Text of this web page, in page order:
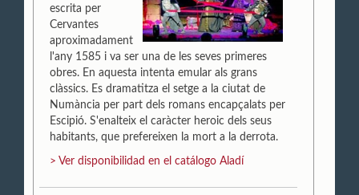
escrita per
Cervantes
aproximadament
l'any 1585 i va ser una de les seves primeres
obres. En aquesta intenta emular als grans
clàssics. Es dramatitza el setge a la ciutat de
Numància per part dels romans encapçalats per
Escipió. S'enalteix el caràcter heroic dels seus
habitants, que prefereixen la mort a la derrota.
> Ver disponibilidad en el catálogo Aladí